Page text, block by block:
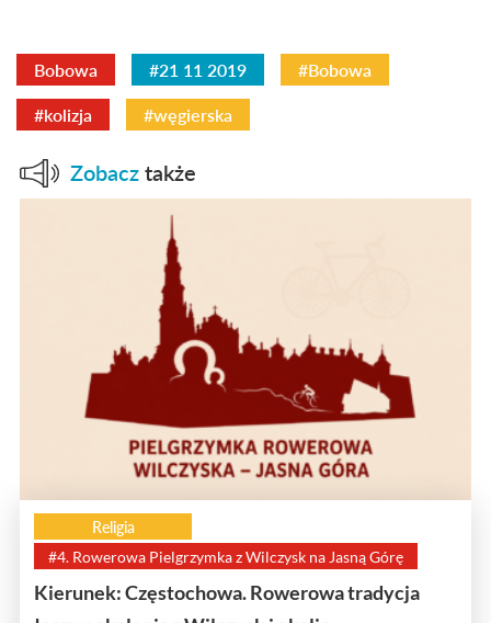
Bobowa #21 11 2019 #Bobowa
#kolizja #węgierska
Zobacz także
Religia
#4. Rowerowa Pielgrzymka z Wilczysk na Jasną Górę
Kierunek: Częstochowa. Rowerowa tradycja